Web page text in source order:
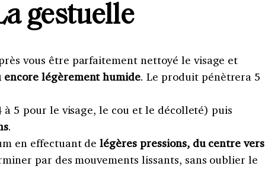
gestuelle
vous être parfaitement nettoyé le visage et
encore légèrement humide. Le produit pénètrera 5
5 pour le visage, le cou et le décolleté) puis
.
en effectuant delégères pressions, du centre vers
par des mouvements lissants, sans oublier le